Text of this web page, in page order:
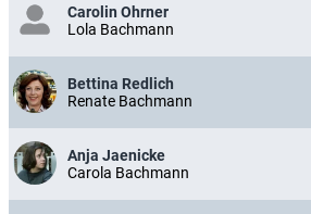
Carolin Ohrner
Lola Bachmann
Bettina Redlich
Renate Bachmann
Anja Jaenicke
Carola Bachmann